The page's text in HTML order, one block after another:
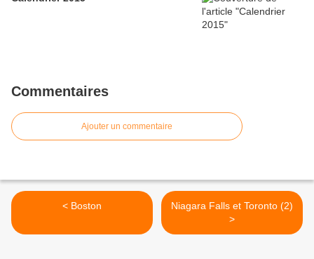
Commentaires
Ajouter un commentaire
< Boston
Niagara Falls et Toronto (2)
>